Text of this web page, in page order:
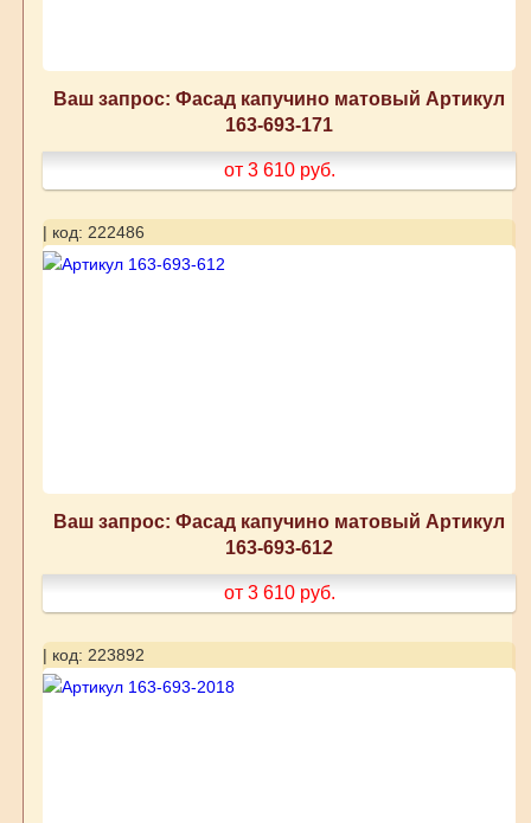
Ваш запрос: Фасад капучино матовый Артикул
163-693-171
от 3 610 руб.
| код: 222486
Ваш запрос: Фасад капучино матовый Артикул
163-693-612
от 3 610 руб.
| код: 223892